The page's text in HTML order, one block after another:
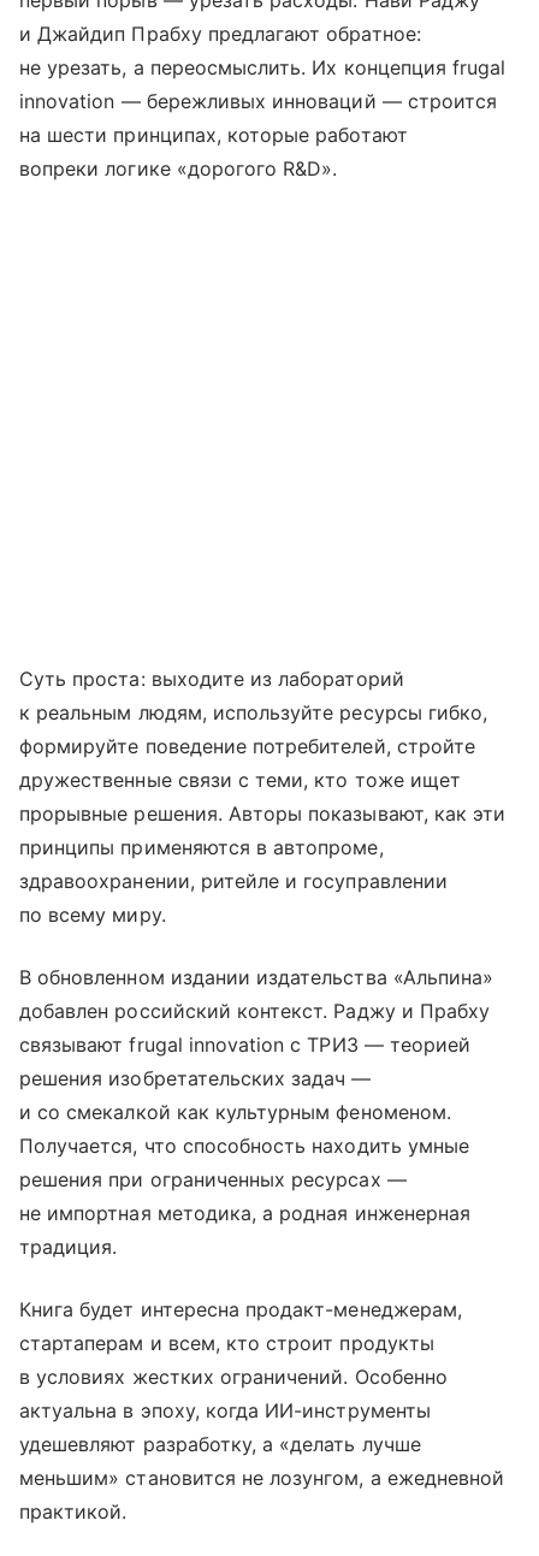
и Джайдип Прабху предлагают обратное:
не урезать, а переосмыслить. Их концепция frugal
innovation — бережливых инноваций — строится
на шести принципах, которые работают
вопреки логике «дорогого R&D».
Суть проста: выходите из лабораторий
к реальным людям, используйте ресурсы гибко,
формируйте поведение потребителей, стройте
дружественные связи с теми, кто тоже ищет
прорывные решения. Авторы показывают, как эти
принципы применяются в автопроме,
здравоохранении, ритейле и госуправлении
по всему миру.
В обновленном издании издательства «Альпина»
добавлен российский контекст. Раджу и Прабху
связывают frugal innovation с ТРИЗ — теорией
решения изобретательских задач —
и со смекалкой как культурным феноменом.
Получается, что способность находить умные
решения при ограниченных ресурсах —
не импортная методика, а родная инженерная
традиция.
Книга будет интересна продакт-менеджерам,
стартаперам и всем, кто строит продукты
в условиях жестких ограничений. Особенно
актуальна в эпоху, когда ИИ-инструменты
удешевляют разработку, а «делать лучше
меньшим» становится не лозунгом, а ежедневной
практикой.